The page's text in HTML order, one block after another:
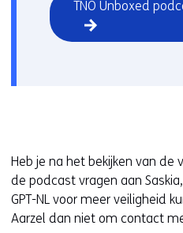
j
z
TNO Unboxed
Heb je na het bekijken van
de podcast vragen aan
GPT-NL voor meer veiligheid
Aarzel dan niet om contact